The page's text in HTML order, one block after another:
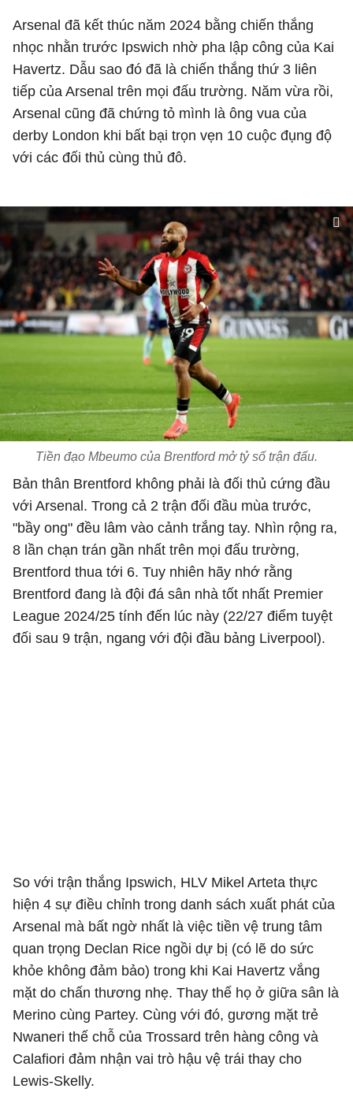
Arsenal đã kết thúc năm 2024 bằng chiến thắng
nhọc nhằn trước Ipswich nhờ pha lập công của Kai
Havertz. Dẫu sao đó đã là chiến thắng thứ 3 liên
tiếp của Arsenal trên mọi đấu trường. Năm vừa rồi,
Arsenal cũng đã chứng tỏ mình là ông vua của
derby London khi bất bại trọn vẹn 10 cuộc đụng độ
với các đối thủ cùng thủ đô.
Tiền đạo Mbeumo của Brentford mở tỷ số trận đấu.
Bản thân Brentford không phải là đối thủ cứng đầu
với Arsenal. Trong cả 2 trận đối đầu mùa trước,
"bầy ong" đều lâm vào cảnh trắng tay. Nhìn rộng ra,
8 lần chạn trán gần nhất trên mọi đấu trường,
Brentford thua tới 6. Tuy nhiên hãy nhớ rằng
Brentford đang là đội đá sân nhà tốt nhất Premier
League 2024/25 tính đến lúc này (22/27 điểm tuyệt
đối sau 9 trận, ngang với đội đầu bảng Liverpool).
So với trận thắng Ipswich, HLV Mikel Arteta thực
hiện 4 sự điều chỉnh trong danh sách xuất phát của
Arsenal mà bất ngờ nhất là việc tiền vệ trung tâm
quan trọng Declan Rice ngồi dự bị (có lẽ do sức
khỏe không đảm bảo) trong khi Kai Havertz vắng
mặt do chấn thương nhẹ. Thay thế họ ở giữa sân là
Merino cùng Partey. Cùng với đó, gương mặt trẻ
Nwaneri thế chỗ của Trossard trên hàng công và
Calafiori đảm nhận vai trò hậu vệ trái thay cho
Lewis-Skelly.